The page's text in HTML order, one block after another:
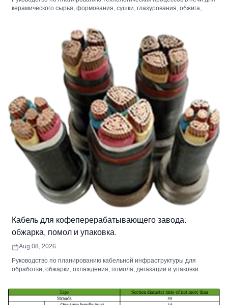
керамического сырья, формования, сушки, глазурования, обжига,
Кабель для кофеперерабатывающего завода:
обжарка, помол и упаковка.
Aug 08, 2026
Руководство по планированию кабельной инфраструктуры для
обработки, обжарки, охлаждения, помола, дегазации и упаковки